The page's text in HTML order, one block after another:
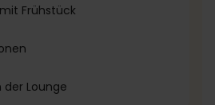
Frühstück
der Lounge